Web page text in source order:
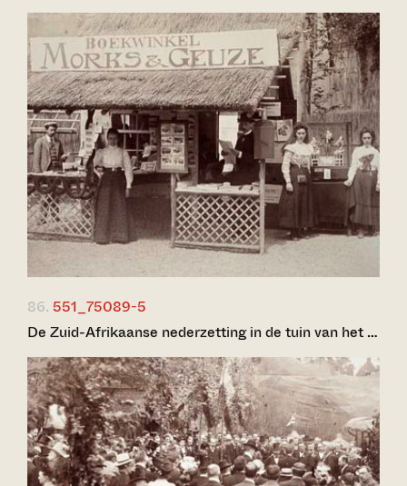
86. 551_75089-5
De Zuid-Afrikaanse nederzetting in de tuin van het …